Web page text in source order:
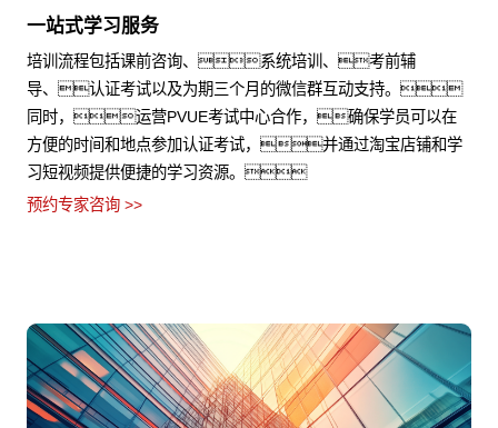
一站式学习服务
培训流程包括课前咨询、系统培训、考前辅
导、认证考试以及为期三个月的微信群互动支持。
同时，运营PVUE考试中心合作，确保学员可以在
方便的时间和地点参加认证考试，并通过淘宝店铺和学
习短视频提供便捷的学习资源。
预约专家咨询 >>